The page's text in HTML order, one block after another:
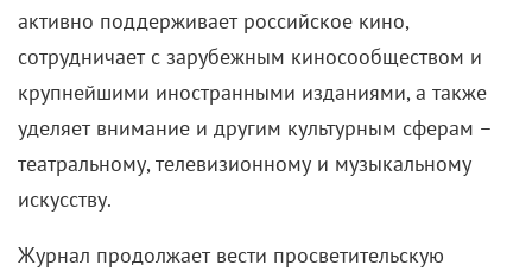
активно поддерживает российское кино,
сотрудничает с зарубежным киносообществом и
крупнейшими иностранными изданиями, а также
уделяет внимание и другим культурным сферам –
театральному, телевизионному и музыкальному
искусству.
Журнал продолжает вести просветительскую